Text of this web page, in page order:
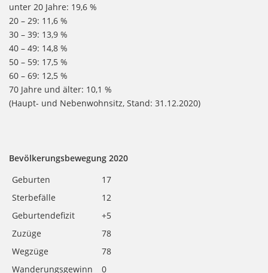
unter 20 Jahre: 19,6 %
20 – 29: 11,6 %
30 – 39: 13,9 %
40 – 49: 14,8 %
50 – 59: 17,5 %
60 – 69: 12,5 %
70 Jahre und älter: 10,1 %
(Haupt- und Nebenwohnsitz, Stand: 31.12.2020)
Bevölkerungsbewegung 2020
Geburten
17
Sterbefälle
12
Geburtendefizit
+5
Zuzüge
78
Wegzüge
78
Wanderungsgewinn
0